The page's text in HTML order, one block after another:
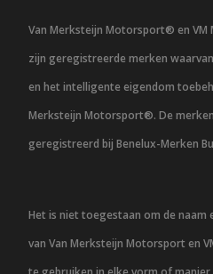
Van Merksteijn Motorsport® en
zijn geregistreerde merken
en het intelligente eigendom
Merksteijn Motorsport®. De
geregistreerd bij Benelux-Merken
Het is niet toegestaan om de naam
van Van Merksteijn Motorsport en